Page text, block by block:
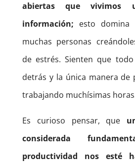
abiertas que vivimos
información; esto
muchas personas
de estrés. Sienten que
detrás y la única manera de
trabajando muchísimas
Es curioso pensar, que
considerada
productividad nos esté